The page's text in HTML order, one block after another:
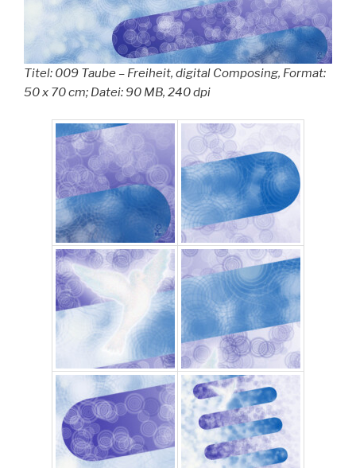
Titel: 009 Taube – Freiheit, digital Composing, Format:
50 x 70 cm; Datei: 90 MB, 240 dpi